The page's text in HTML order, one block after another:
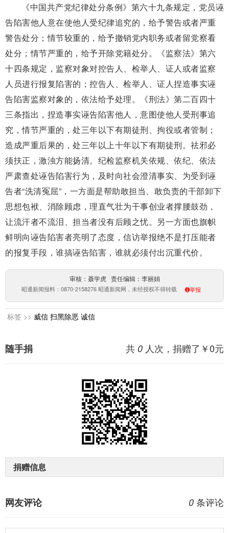
《中国共产党纪律处分条例》第六十九条规定，党员诬
告陷害他人意在使他人受纪律追究的，给予警告或者严重
警告处分；情节较重的，给予撤销党内职务或者留党察看
处分；情节严重的，给予开除党籍处分。《监察法》第六
十四条规定，监察对象对控告人、检举人、证人或者监察
人员进行报复陷害的；控告人、检举人、证人捏造事实诬
告陷害监察对象的，依法给予处理。《刑法》第二百四十
三条指出，捏造事实诬告陷害他人，意图使他人受刑事追
究，情节严重的，处三年以下有期徒刑、拘役或者管制；
造成严重后果的，处三年以上十年以下有期徒刑。祛邪必
须扶正，激浊方能扬清。纪检监察机关依规、依纪、依法
严肃查处诬告陷害行为，及时向社会澄清事实、为受到诬
告者“洗清冤屈”，一方面是帮助敢担当、敢负责的干部卸下
思想包袱、消除顾虑，理直气壮为干事创业者撑腰鼓劲，
让流汗者不流泪、担当者没有后顾之忧。另一方面也旗帜
鲜明向诬告陷害者亮明了态度，信访举报绝不是打压能者
的报复手段，谁搞诬告陷害，谁就必须付出沉重代价。
审核：聂学虎 责任编辑：李丽娟
昭通新闻报料：0870-2158276 昭通新闻网，未经授权不得转载 举报
标签 >> 威信 扫黑除恶 诚信
共 0 人次，捐赠了￥0元
随手捐
捐赠信息
0 条评论
网友评论